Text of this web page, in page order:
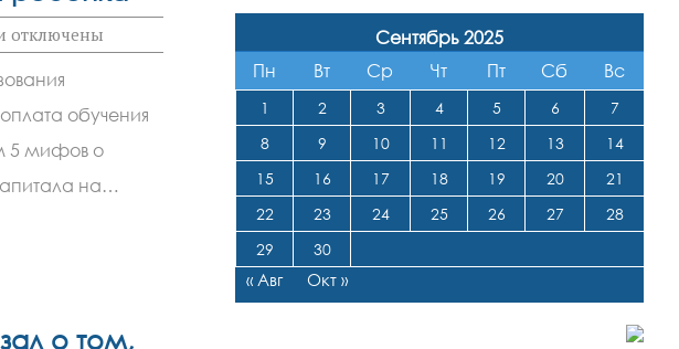
к
записи
и
мифы
о
маткапитале
на
образование
отключены
обучения
5 мифов о
на…
о том,
Сентябрь 2025
Пн
Вт Ср Чт Пт Сб Вс
1 2 3 4 5 6
7
8
9 10 11 12 13
14
15
16 17 18 19 20
21
22
23 24 25 26 27
28
29
30
« Авг Окт »